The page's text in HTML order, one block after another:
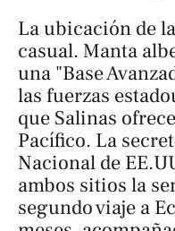
La ubicación de
casual. Manta
una "Base
las fuerzas
que Salinas
Pacífico. La
Nacional de
ambos sitios la
segundo viaje a